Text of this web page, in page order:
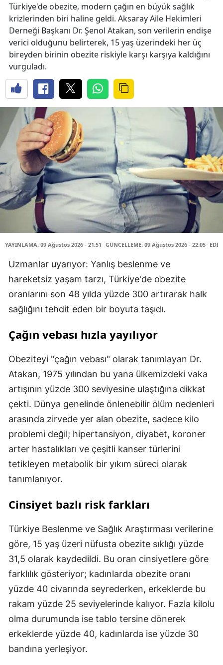
Türkiye'de obezite, modern çağın en büyük sağlık
krizlerinden biri haline geldi. Aksaray Aile Hekimleri
Derneği Başkanı Dr. Şenol Atakan, son verilerin endişe
verici olduğunu belirterek, 15 yaş üzerindeki her üç
bireyden birinin obezite riskiyle karşı karşıya kaldığını
vurguladı.
YAYINLAMA: 09 Ağustos 2026 - 21:51 GÜNCELLEME: 09 Ağustos 2026 - 22:05
Uzmanlar uyarıyor: Yanlış beslenme ve
hareketsiz yaşam tarzı, Türkiye'de obezite
oranlarını son 48 yılda yüzde 300 artırarak halk
sağlığını tehdit eden bir boyuta taşıdı.
Çağın vebası hızla yayılıyor
Obeziteyi "çağın vebası" olarak tanımlayan Dr.
Atakan, 1975 yılından bu yana ülkemizdeki vaka
artışının yüzde 300 seviyesine ulaştığına dikkat
çekti. Dünya genelinde önlenebilir ölüm nedenleri
arasında zirvede yer alan obezite, sadece kilo
problemi değil; hipertansiyon, diyabet, koroner
arter hastalıkları ve çeşitli kanser türlerini
tetikleyen metabolik bir yıkım süreci olarak
tanımlanıyor.
Cinsiyet bazlı risk farkları
Türkiye Beslenme ve Sağlık Araştırması verilerine
göre, 15 yaş üzeri nüfusta obezite sıklığı yüzde
31,5 olarak kaydedildi. Bu oran cinsiyetlere göre
farklılık gösteriyor; kadınlarda obezite oranı
yüzde 40 civarında seyrederken, erkeklerde bu
rakam yüzde 25 seviyelerinde kalıyor. Fazla kilolu
olma durumunda ise tablo tersine dönerek
erkeklerde yüzde 40, kadınlarda ise yüzde 30
bandına yerleşiyor.